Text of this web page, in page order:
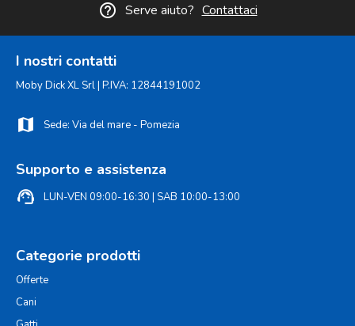
help_outline Serve aiuto? Contattaci
I nostri contatti
Moby Dick XL Srl | P.IVA: 12844191002
map Sede: Via del mare - Pomezia
Supporto e assistenza
support_agent LUN-VEN 09:00-16:30 | SAB 10:00-13:00
Categorie prodotti
Offerte
Cani